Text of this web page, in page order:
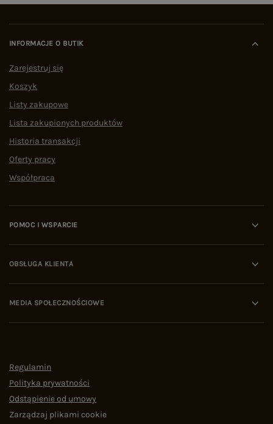
INFORMACJE O BUTIK
Zarejestruj się
Koszyk
Listy zakupowe
Lista zakupionych produktów
Historia transakcji
Oferty pracy
Współpraca
POMOC I WSPARCIE
OBSŁUGA KLIENTA
MEDIA SPOŁECZNOŚCIOWE
Regulamin
Polityka prywatności
Odstąpienie od umowy
Zarządzaj plikami cookie